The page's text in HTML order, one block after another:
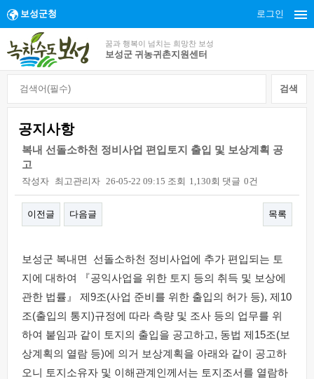
보성군청 로그인
꿈과 행복이 넘치는 희망찬 보성
보성군 귀농귀촌지원센터
공지사항
복내 선돌소하천 정비사업 편입토지 출입 및 보상계획 공
고
작성자 최고관리자 26-05-22 09:15 조회 1,130회 댓글 0건
이전글 다음글 목록
보성군 복내면 선돌소하천 정비사업에 추가 편입되는 토
지에 대하여 『공익사업을 위한 토지 등의 취득 및 보상에
관한 법률』 제9조(사업 준비를 위한 출입의 허가 등), 제10
조(출입의 통지)규정에 따라 측량 및 조사 등의 업무를 위
하여 붙임과 같이 토지의 출입을 공고하고, 동법 제15조(보
상계획의 열람 등)에 의거 보상계획을 아래와 같이 공고하
오니 토지소유자 및 이해관계인께서는 토지조서를 열람하